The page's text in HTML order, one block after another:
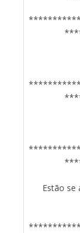
Estão se